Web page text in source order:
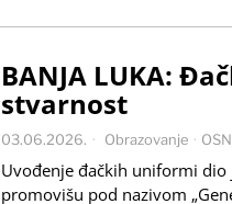
BANJA LUKA:
stvarnost
03.06.2026. Obrazovanje ·
Uvođenje đačkih uniformi dio
promovišu pod nazivom